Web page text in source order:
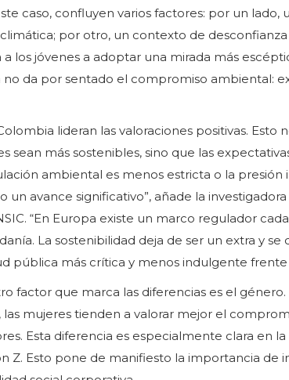
caso, confluyen varios factores: por un
por otro, un contexto de
los jóvenes a adoptar una mirada más
no da por sentado el compromiso ambiental:
lideran las valoraciones positivas. Esto
sean más sostenibles, sino que las
ambiental es menos estricta o la
un avance significativo”, añade la
“En Europa existe un marco regulador
La sostenibilidad deja de ser un extra y
pública más crítica y menos indulgente
factor que marca las diferencias es el género.
las mujeres tienden a valorar mejor el
Esta diferencia es especialmente clara en
Z. Esto pone de manifiesto la importancia de